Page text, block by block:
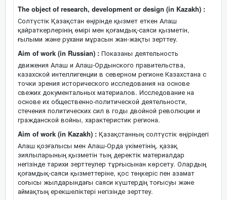
The object of research, development or design (in Kazakh) :
Солтүстік Қазақстан өңірінде қызмет еткен Алаш
қайраткерлерінің өмірі мен қоғамдық-саяси қызметін,
ғылыми және рухани мұрасын жан-жақты зерттеу.
Aim of work (in Russian) : Показаны деятельность
движения Алаш и Алаш-Ордынского правительства,
казахской интеллигенции в северном регионе Казахстана с
точки зрения исторического исследования на основе
свежих документальных материалов. Исследование на
основе их общественно-политической деятельности,
стечения политических сил в годы двойной революции и
гражданской войны, характеристик региона.
Aim of work (in Kazakh) : Қазақстанның солтүстік өңіріндегі
Алаш қозғалысы мен Алаш-Орда үкіметінің, қазақ
зиялыларының қызметін тың деректік материалдар
негізінде тарихи зерттеулер тұрғысынан көрсету. Олардың
қоғамдық-саяси қызметтеріне, қос төңкеріс пен азамат
соғысы жылдарындағы саяси күштердің тоғысуы және
аймақтың ерекшеліктері негізінде зерттеу.